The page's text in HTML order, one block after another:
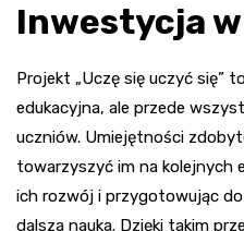
Inwestycja
Projekt „Uczę się uczyć się”
edukacyjna, ale przede
uczniów. Umiejętności
towarzyszyć im na kolejnych
ich rozwój i przygotowując
dalsza nauka. Dzięki takim